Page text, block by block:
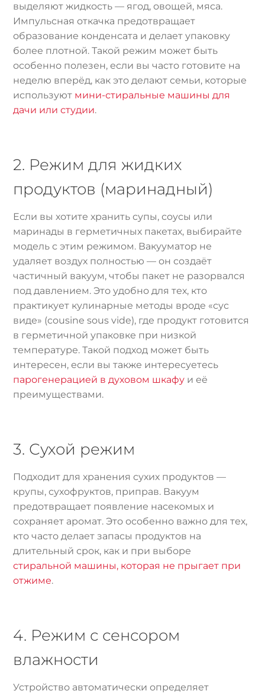
выделяют жидкость — ягод, овощей, мяса.
Импульсная откачка предотвращает
образование конденсата и делает упаковку
более плотной. Такой режим может быть
особенно полезен, если вы часто готовите на
неделю вперёд, как это делают семьи, которые
используют мини-стиральные машины для
дачи или студии.
2. Режим для жидких
продуктов (маринадный)
Если вы хотите хранить супы, соусы или
маринады в герметичных пакетах, выбирайте
модель с этим режимом. Вакууматор не
удаляет воздух полностью — он создаёт
частичный вакуум, чтобы пакет не разорвался
под давлением. Это удобно для тех, кто
практикует кулинарные методы вроде «сус
виде» (cousine sous vide), где продукт готовится
в герметичной упаковке при низкой
температуре. Такой подход может быть
интересен, если вы также интересуетесь
парогенерацией в духовом шкафу и её
преимуществами.
3. Сухой режим
Подходит для хранения сухих продуктов —
крупы, сухофруктов, приправ. Вакуум
предотвращает появление насекомых и
сохраняет аромат. Это особенно важно для тех,
кто часто делает запасы продуктов на
длительный срок, как и при выборе
стиральной машины, которая не прыгает при
отжиме.
4. Режим с сенсором
влажности
Устройство автоматически определяет